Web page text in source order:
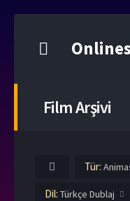
Film Arşivi
Tür:
Dil: Türkçe Dublaj